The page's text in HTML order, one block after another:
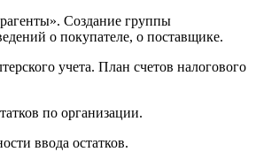
Создание группы
о покупателе, о поставщике.
учета. План счетов налогового
по организации.
ввода остатков.